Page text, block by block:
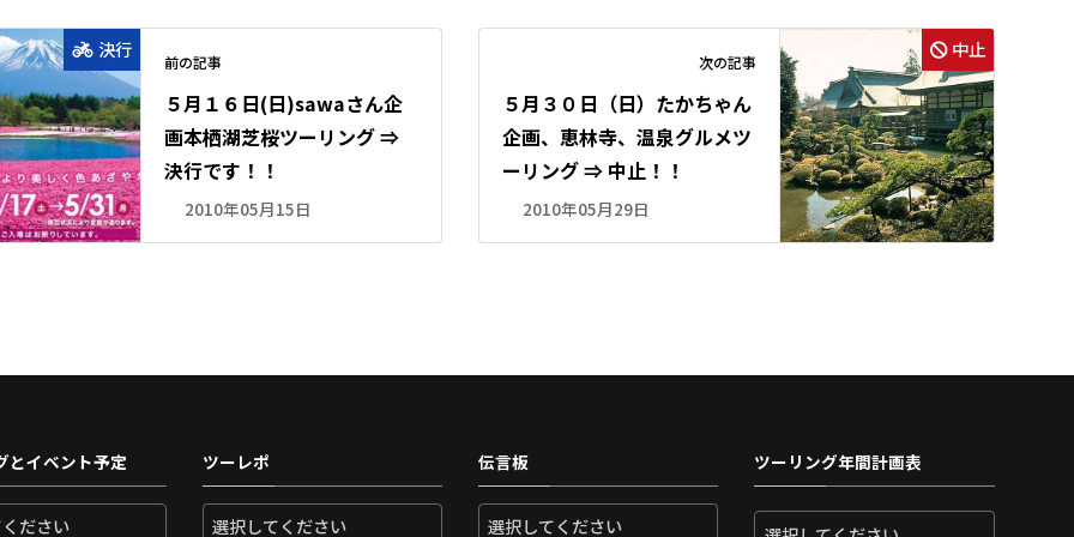
決行
前の記事
５月１６日(日)sawaさん企
画本栖湖芝桜ツーリング ⇒
決行です！！
2010年05月15日
中止
次の記事
５月３０日（日）たかちゃん
企画、恵林寺、温泉グルメツ
ーリング ⇒ 中止！！
2010年05月29日
とイベント予定 ツーレポ 伝言板 ツーリング年間計画表